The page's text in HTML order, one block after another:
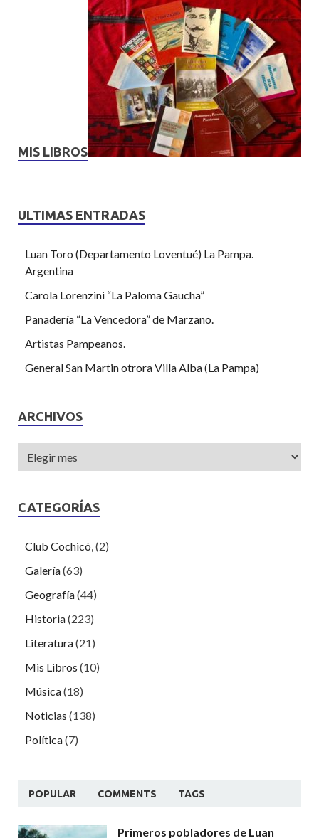
MIS LIBROS
ULTIMAS ENTRADAS
Luan Toro (Departamento Loventué) La Pampa.
Argentina
Carola Lorenzini “La Paloma Gaucha”
Panadería “La Vencedora” de Marzano.
Artistas Pampeanos.
General San Martin otrora Villa Alba (La Pampa)
ARCHIVOS
CATEGORÍAS
Club Cochicó,(2)
Galería(63)
Geografía(44)
Historia(223)
Literatura(21)
Mis Libros (10)
Música(18)
Noticias (138)
Política(7)
POPULAR COMMENTS TAGS
Primeros pobladores de Luan